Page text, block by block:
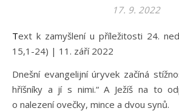
17. 9. 2022
Text k zamyšlení u příležitosti 24. neděle v mezidobí (Lk
15,1-24) | 11. září 2022
Dnešní evangelijní úryvek začíná
hříšníky a jí s nimi.“ A Ježíš na to
o nalezení ovečky, mince a dvou synů.